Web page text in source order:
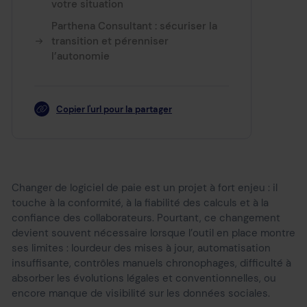
votre situation
Parthena Consultant : sécuriser la
transition et pérenniser
l’autonomie
Copier l'url pour la partager
Changer de logiciel de paie est un projet à fort enjeu : il
touche à la conformité, à la fiabilité des calculs et à la
confiance des collaborateurs. Pourtant, ce changement
devient souvent nécessaire lorsque l’outil en place montre
ses limites : lourdeur des mises à jour, automatisation
insuffisante, contrôles manuels chronophages, difficulté à
absorber les évolutions légales et conventionnelles, ou
encore manque de visibilité sur les données sociales.